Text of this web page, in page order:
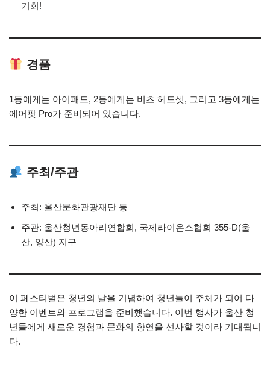
기회!
경품
1등에게는 아이패드, 2등에게는 비츠 헤드셋, 그리고 3등에게는
에어팟 Pro가 준비되어 있습니다.
주최/주관
주최: 울산문화관광재단 등
주관: 울산청년동아리연합회, 국제라이온스협회 355-D(울
산, 양산) 지구
이 페스티벌은 청년의 날을 기념하여 청년들이 주체가 되어 다
양한 이벤트와 프로그램을 준비했습니다. 이번 행사가 울산 청
년들에게 새로운 경험과 문화의 향연을 선사할 것이라 기대됩니
다.